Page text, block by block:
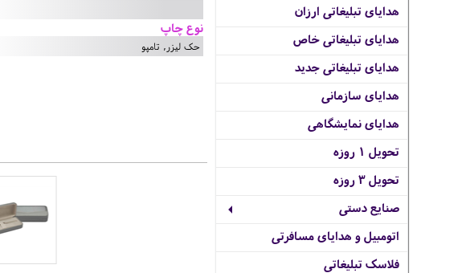
هدایای تبلیغاتی ارزان
هدایای تبلیغاتی خاص
هدایای تبلیغاتی جدید
هدایای سازمانی
هدایای نمایشگاهی
تحویل 1 روزه
تحویل 3 روزه
صنایع دستی
اتومبیل و هدایای مسافرتی
فلاسک تبلیغاتی
نوع چاپ
حک لیزر, تامپو